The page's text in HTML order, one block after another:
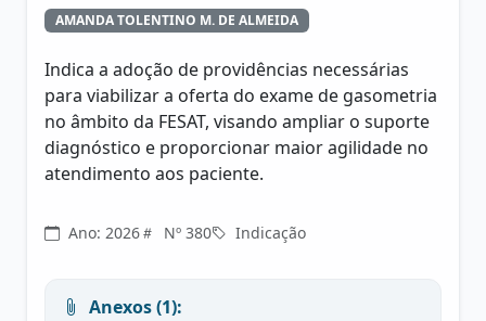
AMANDA TOLENTINO M. DE ALMEIDA
Indica a adoção de providências necessárias
para viabilizar a oferta do exame de gasometria
no âmbito da FESAT, visando ampliar o suporte
diagnóstico e proporcionar maior agilidade no
atendimento aos paciente.
Ano: 2026 Nº 380 Indicação
Anexos (1):